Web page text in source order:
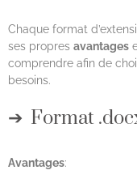
Chaque format
ses propres avantages
comprendre afin de
besoins.
Format
Avantages: